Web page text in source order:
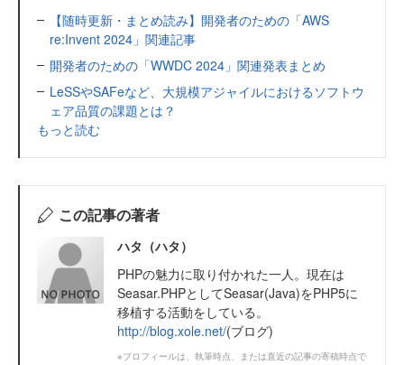
【随時更新・まとめ読み】開発者のための「AWS
re:Invent 2024」関連記事
開発者のための「WWDC 2024」関連発表まとめ
LeSSやSAFeなど、大規模アジャイルにおけるソフトウ
ェア品質の課題とは？
もっと読む
この記事の著者
ハタ（ハタ）
PHPの魅力に取り付かれた一人。現在は
Seasar.PHPとしてSeasar(Java)をPHP5に
移植する活動をしている。
http://blog.xole.net/(ブログ)
※プロフィールは、執筆時点、または直近の記事の寄稿時点で